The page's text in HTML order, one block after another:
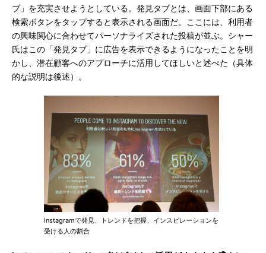
ブ」を充実させようとしている。発見タブとは、画面下部にある
検索ボタンをタップすると表示される画面だ。ここには、利用者
の興味関心に合わせてパーソナライズされた投稿が並ぶ。シャー
氏はこの「発見タブ」に広告を表示できるようになったことを明
かし、潜在顧客へのアプローチに活用してほしいと述べた（具体
的な説明は後述）。
Instagramで発見、トレンドを把握、インスピレーションを
受ける人の割合